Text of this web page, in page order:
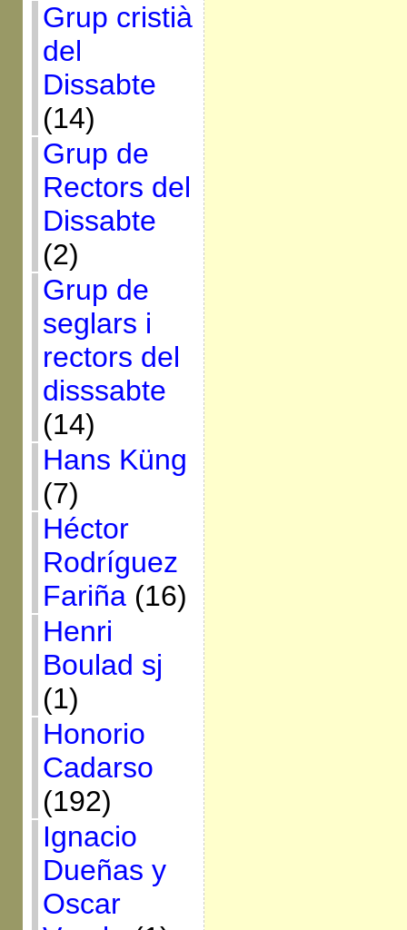
Grup cristià
del
Dissabte
(14)
Grup de
Rectors del
Dissabte
(2)
Grup de
seglars i
rectors del
disssabte
(14)
Hans Küng
(7)
Héctor
Rodríguez
Fariña(16)
Henri
Boulad sj
(1)
Honorio
Cadarso
(192)
Ignacio
Dueñas y
Oscar